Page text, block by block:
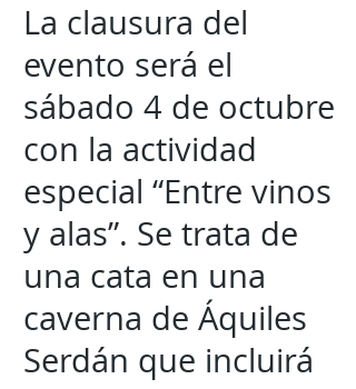
La clausura del
evento será el
sábado 4 de octubre
con la actividad
especial “Entre vinos
y alas”. Se trata de
una cata en una
caverna de Áquiles
Serdán que incluirá